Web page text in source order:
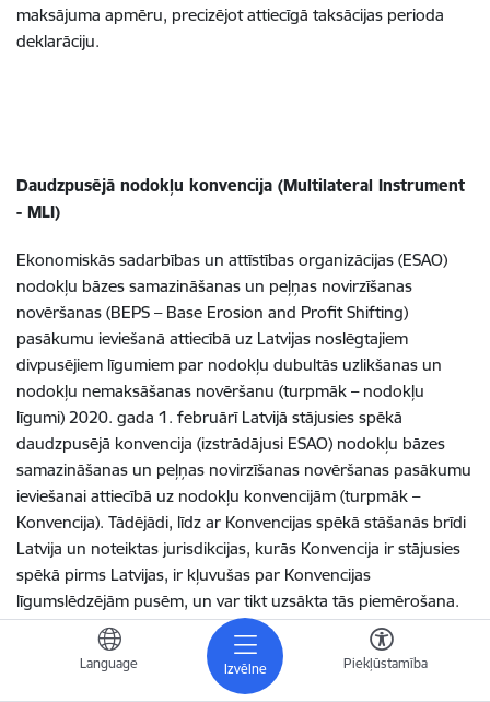
Izvēlne
Language Piekļūstamība
maksājuma apmēru, precizējot attiecīgā taksācijas perioda
deklarāciju.
Daudzpusējā nodokļu konvencija (Multilateral Instrument
- MLI)
Ekonomiskās sadarbības un attīstības organizācijas (ESAO)
nodokļu bāzes samazināšanas un peļņas novirzīšanas
novēršanas (BEPS – Base Erosion and Profit Shifting)
pasākumu ieviešanā attiecībā uz Latvijas noslēgtajiem
divpusējiem līgumiem par nodokļu dubultās uzlikšanas un
nodokļu nemaksāšanas novēršanu (turpmāk – nodokļu
līgumi) 2020. gada 1. februārī Latvijā stājusies spēkā
daudzpusējā konvencija (izstrādājusi ESAO) nodokļu bāzes
samazināšanas un peļņas novirzīšanas novēršanas pasākumu
ieviešanai attiecībā uz nodokļu konvencijām (turpmāk –
Konvencija). Tādējādi, līdz ar Konvencijas spēkā stāšanās brīdi
Latvija un noteiktas jurisdikcijas, kurās Konvencija ir stājusies
spēkā pirms Latvijas, ir kļuvušas par Konvencijas
līgumslēdzējām pusēm, un var tikt uzsākta tās piemērošana.
Latvija ir izvēlējusies piemērot tikai un vienīgi tās Konvencijas
normas, kas nodrošina BEPS pasākuma plāna minimālā
standarta (ietverts 6. un 14. aktivitātēs) attiecībā uz nodokļu